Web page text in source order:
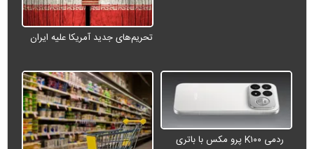
تحریم‌های جدید آمریکا علیه ایران
ردمی K۱۰۰ پرو مکس با باتری